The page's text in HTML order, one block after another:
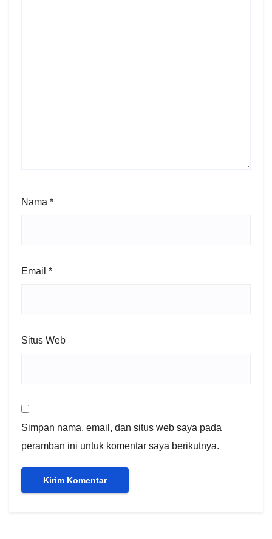
Nama *
Email *
Situs Web
Simpan nama, email, dan situs web saya pada
peramban ini untuk komentar saya berikutnya.